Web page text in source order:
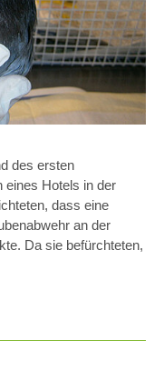
des ersten
eines Hotels in der
dass eine
an der
Da sie befürchteten,